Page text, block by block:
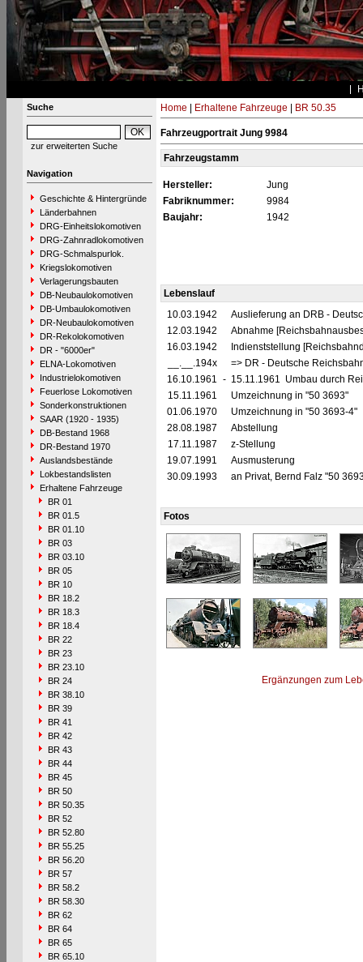
Suche
zur erweiterten Suche
Navigation
Geschichte & Hintergründe
Länderbahnen
DRG-Einheitslokomotiven
DRG-Zahnradlokomotiven
DRG-Schmalspurlok.
Kriegslokomotiven
Verlagerungsbauten
DB-Neubaulokomotiven
DB-Umbaulokomotiven
DR-Neubaulokomotiven
DR-Rekolokomotiven
DR - "6000er"
ELNA-Lokomotiven
Industrielokomotiven
Feuerlose Lokomotiven
Sonderkonstruktionen
SAAR (1920 - 1935)
DB-Bestand 1968
DR-Bestand 1970
Auslandsbestände
Lokbestandslisten
Erhaltene Fahrzeuge
BR 01
BR 01.5
BR 01.10
BR 03
BR 03.10
BR 05
BR 10
BR 18.2
BR 18.3
BR 18.4
BR 22
BR 23
BR 23.10
BR 24
BR 38.10
BR 39
BR 41
BR 42
BR 43
BR 44
BR 45
BR 50
BR 50.35
BR 52
BR 52.80
BR 55.25
BR 56.20
BR 57
BR 58.2
BR 58.30
BR 62
BR 64
BR 65
BR 65.10
Home Erhaltene Fahrzeuge BR 50.35
Fahrzeugportrait Jung 9984
Fahrzeugstamm
Hersteller:
Jung
Fabriknummer:
9984
Baujahr:
1942
Lebenslauf
10.03.1942
Auslieferung an DRB -
12.03.1942
Abnahme
16.03.1942
Indienststellung
__.__.194x
=> DR - Deutsche
16.10.1961 - 15.11.1961 Umbau durch
15.11.1961
Umzeichnung in "50 3693"
01.06.1970
Umzeichnung in "50 3693-4"
28.08.1987
Abstellung
17.11.1987
z-Stellung
19.07.1991
Ausmusterung
30.09.1993
an Privat, Bernd Falz "50
Fotos
Ergänzungen zum